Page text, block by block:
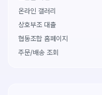
온라인 갤러리
상호부조 대출
협동조합 홈페이지
주문/배송 조회